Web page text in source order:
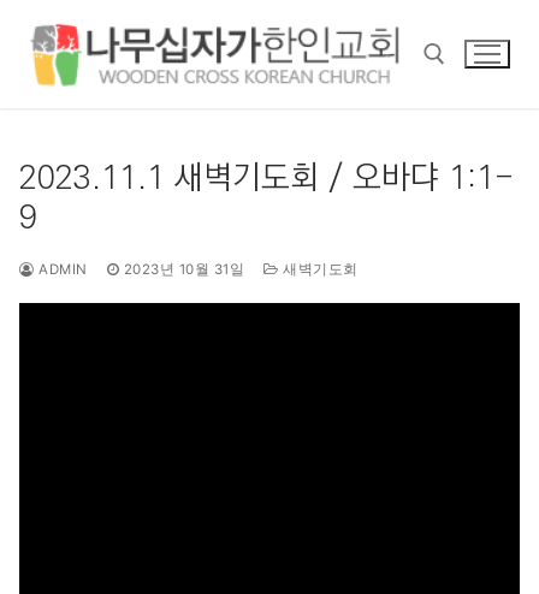
2023.11.1 새벽기도회 / 오바댜 1:1-
9
ADMIN 2023년 10월 31일 새벽기도회